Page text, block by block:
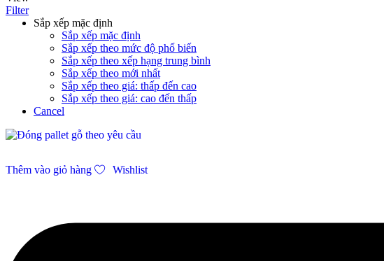
Filter
Sắp xếp mặc định
Sắp xếp mặc định
Sắp xếp theo mức độ phổ biến
Sắp xếp theo xếp hạng trung bình
Sắp xếp theo mới nhất
Sắp xếp theo giá: thấp đến cao
Sắp xếp theo giá: cao đến thấp
Cancel
Thêm vào giỏ hàng Wishlist